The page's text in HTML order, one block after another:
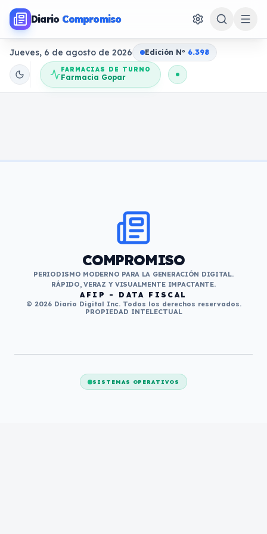
Diario Compromiso
Jueves, 6 de agosto de 2026 Edición No 6.398
FARMACIAS DE TURNO
Farmacia Gopar
COMPROMISO
PERIODISMO MODERNO PARA LA GENERACIÓN DIGITAL.
RÁPIDO, VERAZ Y VISUALMENTE IMPACTANTE.
AFIP - DATA FISCAL
© 2026 Diario Digital Inc. Todos los derechos reservados.
PROPIEDAD INTELECTUAL
SISTEMAS OPERATIVOS